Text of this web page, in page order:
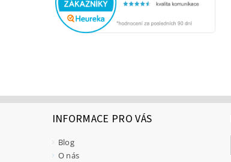
INFORMACE PRO VÁS
Blog
O nás